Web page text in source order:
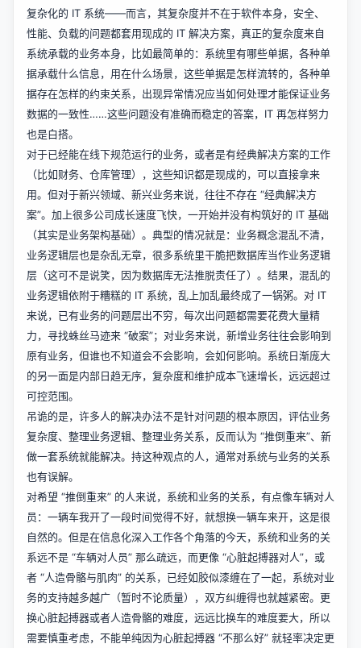
复杂化的 IT 系统——而言，其复杂度并不在于软件本身，安全、
性能、负载的问题都套用现成的 IT 解决方案，真正的复杂度来自
系统承载的业务本身，比如最简单的：系统里有哪些单据，各种单
据承载什么信息，用在什么场景，这些单据是怎样流转的，各种单
据存在怎样的约束关系，出现异常情况应当如何处理才能保证业务
数据的一致性……这些问题没有准确而稳定的答案，IT 再怎样努力
也是白搭。
对于已经能在线下规范运行的业务，或者是有经典解决方案的工作
（比如财务、仓库管理），这些知识都是现成的，可以直接拿来
用。但对于新兴领域、新兴业务来说，往往不存在 “经典解决方
案”。加上很多公司成长速度飞快，一开始并没有构筑好的 IT 基础
（其实是业务架构基础）。典型的情况就是：业务概念混乱不清，
业务逻辑层也是杂乱无章，很多系统里干脆把数据库当作业务逻辑
层（这可不是说笑，因为数据库无法推脱责任了）。结果，混乱的
业务逻辑依附于糟糕的 IT 系统，乱上加乱最终成了一锅粥。对 IT
来说，已有业务的问题层出不穷，每次出问题都需要花费大量精
力，寻找蛛丝马迹来 “破案”；对业务来说，新增业务往往会影响到
原有业务，但谁也不知道会不会影响，会如何影响。系统日渐庞大
的另一面是内部日趋无序，复杂度和维护成本飞速增长，远远超过
可控范围。
吊诡的是，许多人的解决办法不是针对问题的根本原因，评估业务
复杂度、整理业务逻辑、整理业务关系，反而认为 “推倒重来”、新
做一套系统就能解决。持这种观点的人，通常对系统与业务的关系
也有误解。
对希望 “推倒重来” 的人来说，系统和业务的关系，有点像车辆对人
员：一辆车我开了一段时间觉得不好，就想换一辆车来开，这是很
自然的。但是在信息化深入工作各个角落的今天，系统和业务的关
系远不是 “车辆对人员” 那么疏远，而更像 “心脏起搏器对人”，或
者 “人造骨骼与肌肉” 的关系，已经如胶似漆缠在了一起，系统对业
务的支持越多越广（暂时不论质量），双方纠缠得也就越紧密。更
换心脏起搏器或者人造骨骼的难度，远远比换车的难度要大，所以
需要慎重考虑，不能单纯因为心脏起搏器 “不那么好” 就轻率决定更